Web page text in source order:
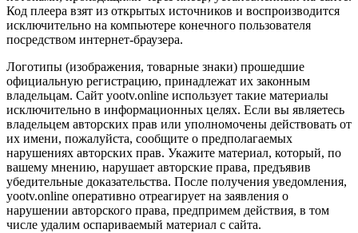
Код плеера взят из открытых источников и воспроизводится
исключительно на компьютере конечного пользователя
посредством интернет-браузера.
Логотипы (изображения, товарные знаки) прошедшие
официальную регистрацию, принадлежат их законным
владельцам. Сайт yootv.online использует такие материалы
исключительно в информационных целях. Если вы являетесь
владельцем авторских прав или уполномочены действовать от
их имени, пожалуйста, сообщите о предполагаемых
нарушениях авторских прав. Укажите материал, который, по
вашему мнению, нарушает авторские права, предъявив
убедительные доказательства. После получения уведомления,
yootv.online оперативно отреагирует на заявления о
нарушении авторского права, предпримем действия, в том
числе удалим оспариваемый материал с сайта.